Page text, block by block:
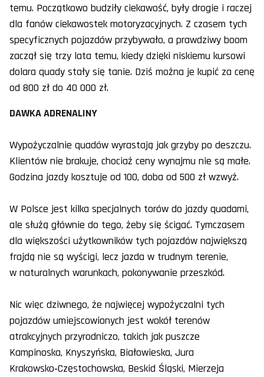
temu. Początkowo budziły ciekawość, były drogie i raczej
dla fanów ciekawostek motoryzacyjnych. Z czasem tych
specyficznych pojazdów przybywało, a prawdziwy boom
zaczął się trzy lata temu, kiedy dzięki niskiemu kursowi
dolara quady stały się tanie. Dziś można je kupić za cenę
od 800 zł do 40 000 zł.
DAWKA ADRENALINY
Wypożyczalnie quadów wyrastają jak grzyby po deszczu.
Klientów nie brakuje, chociaż ceny wynajmu nie są małe.
Godzina jazdy kosztuje od 100, doba od 500 zł wzwyż.
W Polsce jest kilka specjalnych torów do jazdy quadami,
ale służą głównie do tego, żeby się ścigać. Tymczasem
dla większości użytkowników tych pojazdów największą
frajdą nie są wyścigi, lecz jazda w trudnym terenie,
w naturalnych warunkach, pokonywanie przeszkód.
Nic więc dziwnego, że najwięcej wypożyczalni tych
pojazdów umiejscowionych jest wokół terenów
atrakcyjnych przyrodniczo, takich jak puszcze
Kampinoska, Knyszyńska, Białowieska, Jura
Krakowsko‑Częstochowska, Beskid Śląski, Mierzeja